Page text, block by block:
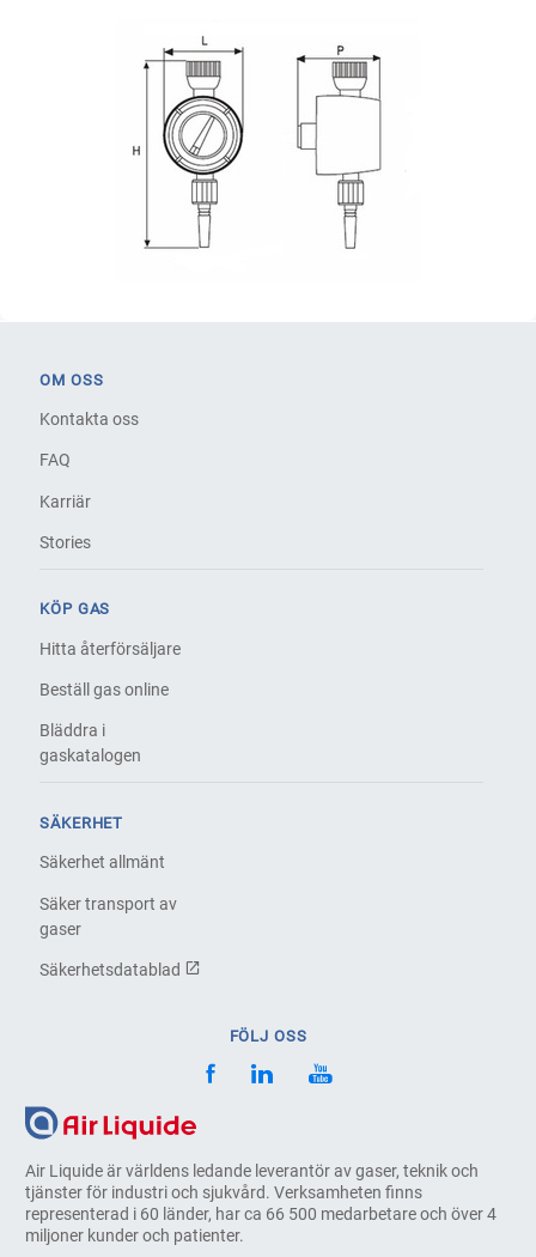
Air Liquide är världens ledande leverantör av gaser, teknik och
tjänster för industri och sjukvård. Verksamheten finns
representerad i 60 länder, har ca 66 500 medarbetare och över 4
miljoner kunder och patienter.
OM OSS
Kontakta oss
FAQ
Karriär
Stories
KÖP GAS
Hitta återförsäljare
Beställ gas online
Bläddra i
gaskatalogen
SÄKERHET
Säkerhet allmänt
Säker transport av
gaser
Säkerhetsdatablad
FÖLJ OSS